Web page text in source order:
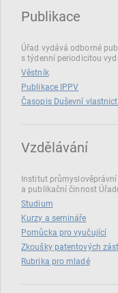
Publikace
Úřad vydává odborné
s týdenní periodicitou
Věstník
Publikace IPPV
Časopis Duševní
Vzdělávání
Institut
a publikační činnost
Studium
Kurzy a semináře
Pomůcka pro vyučující
Zkoušky patentových
Rubrika pro mladé